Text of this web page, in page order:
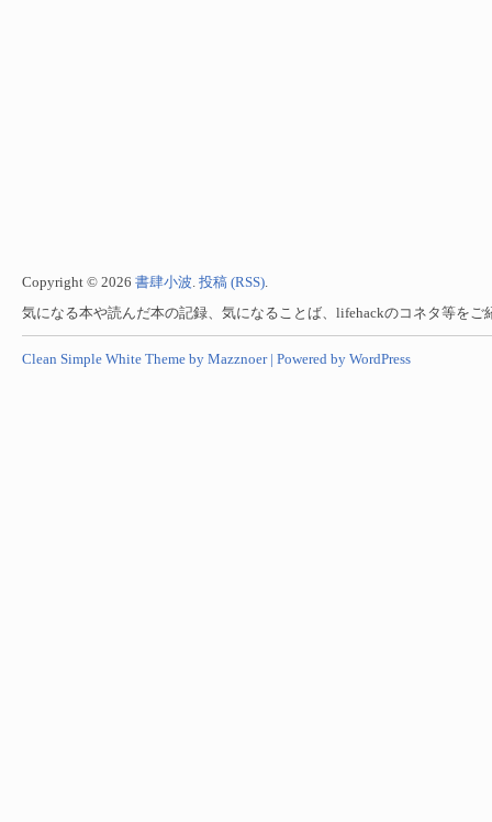
Copyright © 2026 書肆小波. 投稿 (RSS).
気になる本や読んだ本の記録、気になることば、lifehackのコネタ等をご
Clean Simple White Theme by Mazznoer | Powered by WordPress